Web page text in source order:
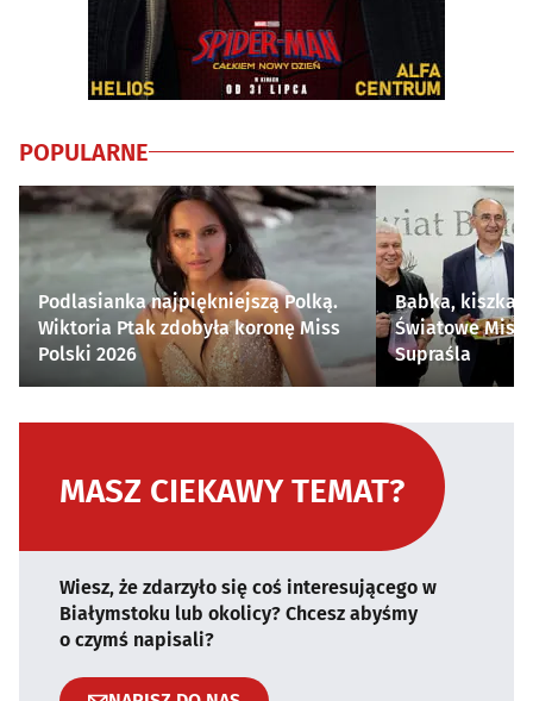
POPULARNE
Podlasianka najpiękniejszą Polką.
Wiktoria Ptak zdobyła koronę Miss
Polski 2026
Babka, kiszka i
Światowe
Supraśla
MASZ CIEKAWY TEMAT?
Wiesz, że zdarzyło się coś interesującego w
Białymstoku lub okolicy? Chcesz abyśmy
o czymś napisali?